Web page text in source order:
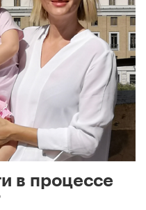
в процессе